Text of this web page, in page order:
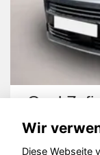
Opel Zafira
Wir
Diese Webseite